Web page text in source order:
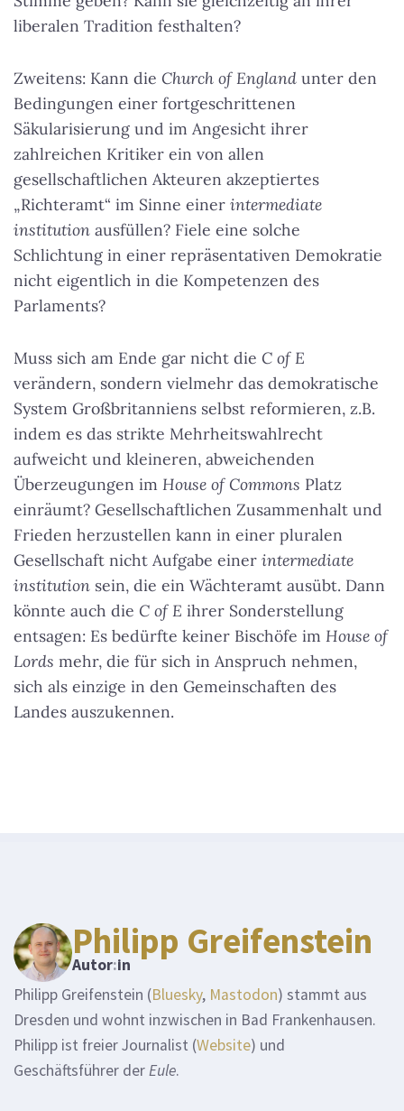
liberalen Tradition festhalten?
Zweitens: Kann die Church of England unter den
Bedingungen einer fortgeschrittenen
Säkularisierung und im Angesicht ihrer
zahlreichen Kritiker ein von allen
gesellschaftlichen Akteuren akzeptiertes
„Richteramt“ im Sinne einer intermediate
institution ausfüllen? Fiele eine solche
Schlichtung in einer repräsentativen Demokratie
nicht eigentlich in die Kompetenzen des
Parlaments?
Muss sich am Ende gar nicht die C of E
verändern, sondern vielmehr das demokratische
System Großbritanniens selbst reformieren, z.B.
indem es das strikte Mehrheitswahlrecht
aufweicht und kleineren, abweichenden
Überzeugungen im House of Commons Platz
einräumt? Gesellschaftlichen Zusammenhalt und
Frieden herzustellen kann in einer pluralen
Gesellschaft nicht Aufgabe einer intermediate
institution sein, die ein Wächteramt ausübt. Dann
könnte auch die C of E ihrer Sonderstellung
entsagen: Es bedürfte keiner Bischöfe im House of
Lords mehr, die für sich in Anspruch nehmen,
sich als einzige in den Gemeinschaften des
Landes auszukennen.
Philipp Greifenstein
Autor:in
Philipp Greifenstein (Bluesky, Mastodon) stammt aus
Dresden und wohnt inzwischen in Bad Frankenhausen.
Philipp ist freier Journalist (Website) und
Geschäftsführer derEule.